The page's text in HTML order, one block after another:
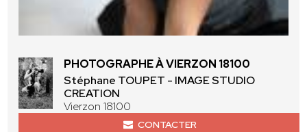
PHOTOGRAPHE À VIERZON 18100
Stéphane TOUPET - IMAGE STUDIO
CREATION
Vierzon 18100
CONTACTER